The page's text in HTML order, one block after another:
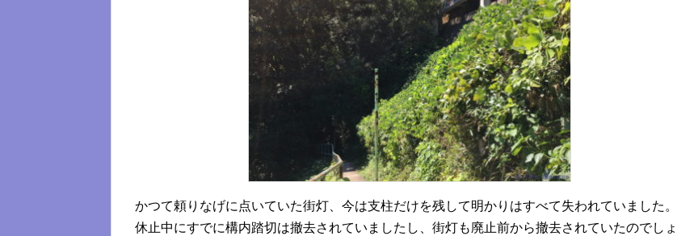
かつて頼りなげに点いていた街灯、今は支柱だけを残して明かりはすべて失われていました。
休止中にすでに構内踏切は撤去されていましたし、街灯も廃止前から撤去されていたのでしょ